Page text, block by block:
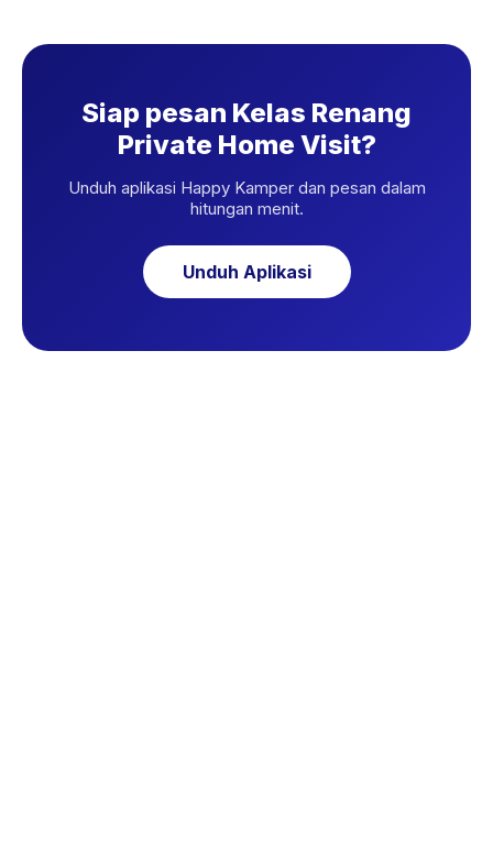
Siap pesan Kelas Renang
Private Home Visit?
Unduh aplikasi Happy Kamper dan pesan dalam
hitungan menit.
Unduh Aplikasi